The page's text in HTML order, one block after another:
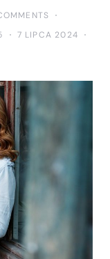
7 LIPCA 2024